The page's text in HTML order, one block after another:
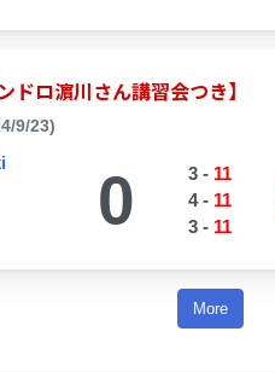
ドロ濵川さん講習会つき】
9/23)
0 3- 11
4- 11
3- 11
More